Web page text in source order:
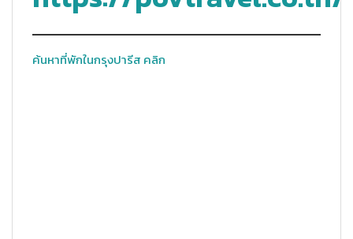
ค้นหาที่พักในกรุงปารีส คลิก